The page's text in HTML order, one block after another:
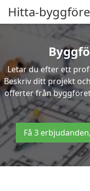
Hitta-
Letar du efter ett
Beskriv ditt projekt
offerter från
Få 3